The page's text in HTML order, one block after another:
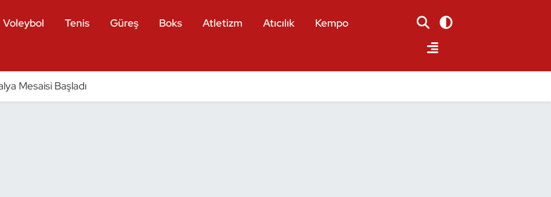
Voleybol Tenis Güreş Boks Atletizm Atıcılık
Kempo
Mesaisi Başladı